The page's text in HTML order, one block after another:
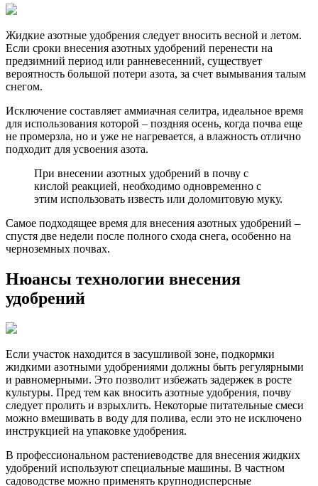
Жидкие азотные удобрения следует вносить весной и летом.
Если сроки внесения азотных удобрений перенести на
предзимний период или ранневесенний, существует
вероятность большой потери азота, за счет вымывания талым
снегом.
Исключение составляет аммиачная селитра, идеальное время
для использования которой – поздняя осень, когда почва еще
не промерзла, но и уже не нагревается, а влажность отлично
подходит для усвоения азота.
При внесении азотных удобрений в почву с
кислой реакцией, необходимо одновременно с
этим использовать известь или доломитовую муку.
Самое подходящее время для внесения азотных удобрений –
спустя две недели после полного схода снега, особенно на
черноземных почвах.
Нюансы технологии внесения
удобрений
Если участок находится в засушливой зоне, подкормки
жидкими азотными удобрениями должны быть регулярными
и равномерными. Это позволит избежать задержек в росте
культуры. Пред тем как вносить азотные удобрения, почву
следует пролить и взрыхлить. Некоторые питательные смеси
можно вмешивать в воду для полива, если это не исключено
инструкцией на упаковке удобрения.
В профессиональном растениеводстве для внесения жидких
удобрений используют специальные машины. В частном
садоводстве можно применять крупнодисперсные